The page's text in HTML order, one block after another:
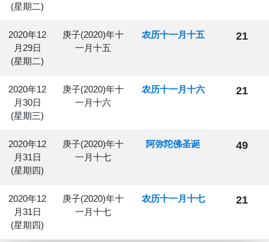
(星期二)
2020年12
月29日
(星期二)
庚子(2020)年十
一月十五
农历十一月十五 21
2020年12
月30日
(星期三)
庚子(2020)年十
一月十六
农历十一月十六 21
2020年12
月31日
(星期四)
庚子(2020)年十
一月十七
阿弥陀佛圣诞 49
2020年12
月31日
(星期四)
庚子(2020)年十
一月十七
农历十一月十七 21